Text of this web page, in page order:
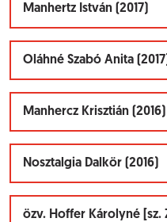
Manhertz István (2017)
Oláhné Szabó Anita (2017)
Manhercz Krisztián (2016)
Nosztalgia Dalkör (2016)
özv. Hoffer Károlyné [sz.